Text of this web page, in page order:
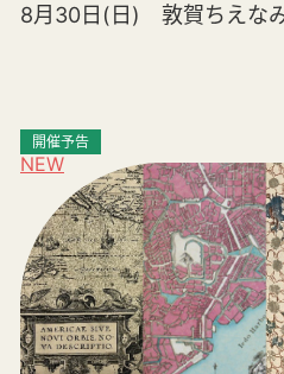
8月30日(日) 敦賀ちえな
NEW
開催予告